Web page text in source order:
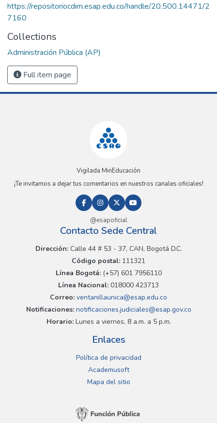
https://repositoriocdim.esap.edu.co/handle/20.500.14471/2
7160
Collections
Administración Pública (AP)
Full item page
Vigilada MinEducación
¡Te invitamos a dejar tus comentarios en nuestros canales oficiales!
@esapoficial
Contacto Sede Central
Dirección:Calle 44 # 53 - 37, CAN, Bogotá D.C.
Código postal: 111321
Línea Bogotá:(+57) 601 7956110
Línea Nacional: 018000 423713
Correo: ventanillaunica@esap.edu.co
Notificaciones:notificaciones.judiciales@esap.gov.co
Horario:Lunes a viernes, 8 a.m. a 5 p.m.
Enlaces
Política de privacidad
Academusoft
Mapa del sitio